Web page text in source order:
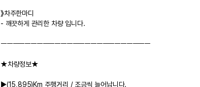
》차주한마디
- 깨끗하게 관리한 차량 입니다.
ㅡㅡㅡㅡㅡㅡㅡㅡㅡㅡㅡㅡㅡㅡㅡㅡㅡㅡㅡㅡㅡㅡㅡㅡㅡ
★차량정보★
▶(15,895)Km 주행거리 / 조금씩 늘어납니다.